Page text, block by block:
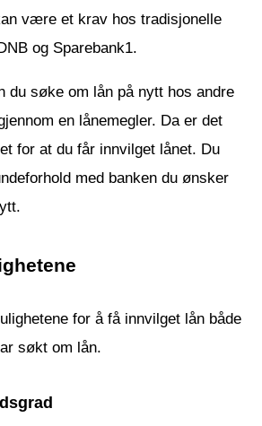
være et krav hos tradisjonelle
og Sparebank1.
du søke om lån på nytt hos andre
en lånemegler. Da er det
for at du får innvilget lånet. Du
med banken du ønsker
for å få innvilget lån både
søkt om lån.